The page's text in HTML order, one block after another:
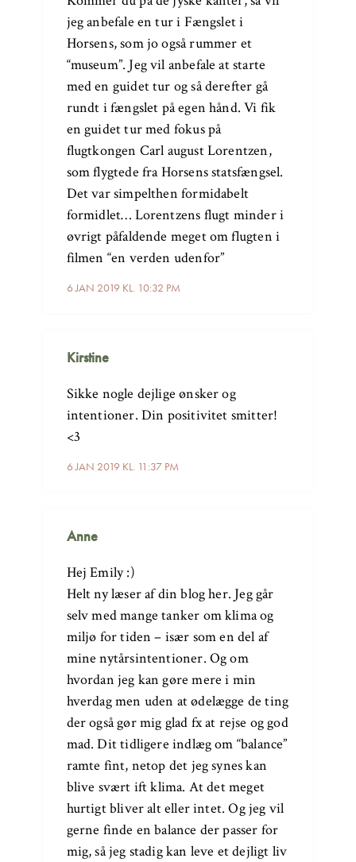
6 JAN 2019 KL. 10:32 PM
jeg anbefale en tur i Fængslet i
Horsens, som jo også rummer et
“museum”. Jeg vil anbefale at starte
med en guidet tur og så derefter gå
rundt i fængslet på egen hånd. Vi fik
en guidet tur med fokus på
flugtkongen Carl august Lorentzen,
som flygtede fra Horsens statsfængsel.
Det var simpelthen formidabelt
formidlet… Lorentzens flugt minder i
øvrigt påfaldende meget om flugten i
filmen “en verden udenfor”
Kirstine
6 JAN 2019 KL. 11:37 PM
Sikke nogle dejlige ønsker og
intentioner. Din positivitet smitter!
<3
Anne
Hej Emily :)
Helt ny læser af din blog her. Jeg går
selv med mange tanker om klima og
miljø for tiden – især som en del af
mine nytårsintentioner. Og om
hvordan jeg kan gøre mere i min
hverdag men uden at ødelægge de ting
der også gør mig glad fx at rejse og god
mad. Dit tidligere indlæg om “balance”
ramte fint, netop det jeg synes kan
blive svært ift klima. At det meget
hurtigt bliver alt eller intet. Og jeg vil
gerne finde en balance der passer for
mig, så jeg stadig kan leve et dejligt liv